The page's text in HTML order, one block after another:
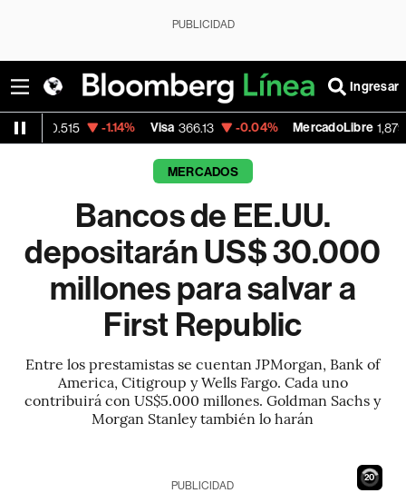
PUBLICIDAD
Ingresar
-1.14% Visa 366.13 -0.04% MercadoLibre 1,879.59 -
MERCADOS
Bancos de EE.UU.
depositarán US$ 30.000
millones para salvar a
First Republic
Entre los prestamistas se cuentan JPMorgan, Bank of
America, Citigroup y Wells Fargo. Cada uno
contribuirá con US$5.000 millones. Goldman Sachs y
Morgan Stanley también lo harán
19
PUBLICIDAD